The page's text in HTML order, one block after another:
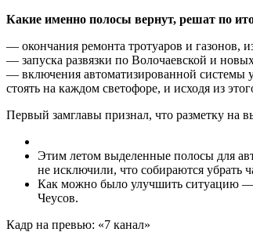
Какие именно полосы вернут, решат по
— окончания ремонта тротуаров и газонов,
— запуска развязки по Волочаевской и
— включения автоматизированной системы
стоять на каждом светофоре, и исходя из
Первый замглавы признал, что разметку на
Этим летом выделенные полосы для
не исключили, что собираются убрать
Как можно было улучшить ситуацию —
Чеусов.
Кадр на превью: «7 канал»